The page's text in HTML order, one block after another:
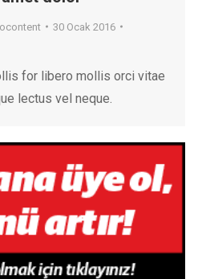
30 Ocak 2016
for libero mollis orci vitae
lectus vel neque.